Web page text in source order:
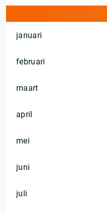
januari
februari
maart
april
mei
juni
juli